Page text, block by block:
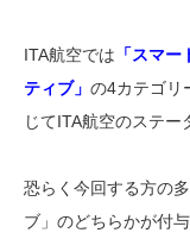
ITA航空では 「スマ
ティブ」 の4カテゴリ
じてITA航空のステー
恐らく今回する方の
ブ」のどちらかが付